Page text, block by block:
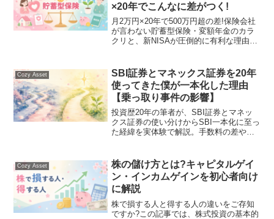
×20年でこんなに差がつく!
月2万円×20年で500万円超の差!保険会社
が言わない貯蓄型保険・変額年金のカラ
クリと、新NISAが圧倒的に有利な理由
Cozy Asset
SBI証券とマネックス証券を20年
使ってきた僕が一本化した理由
【乗っ取り事件の影響】
投資歴20年の筆者が、SBI証券とマネッ
クス証券の使い分けからSBI一本化に至っ
た経緯を実体験で解説。手数料の差や
Cozy Asset
株の儲け方とは?キャピタルゲイ
ン・インカムゲインを初心者向け
に解説
株で損する人と得する人の違いをご存知
ですか?この記事では、株式投資の基本的